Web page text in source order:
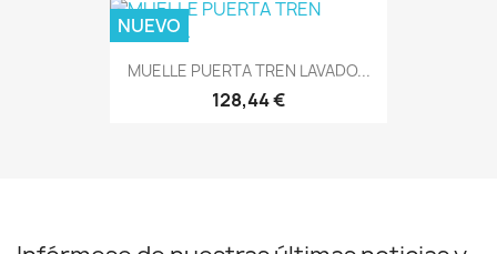
MUELLE PUERTA TREN LAVADO...
128,44 €
NUEVO